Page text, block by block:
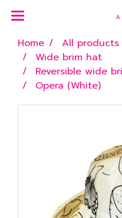
Home All products
Wide brim hat
Reversible wide
Opera (White)